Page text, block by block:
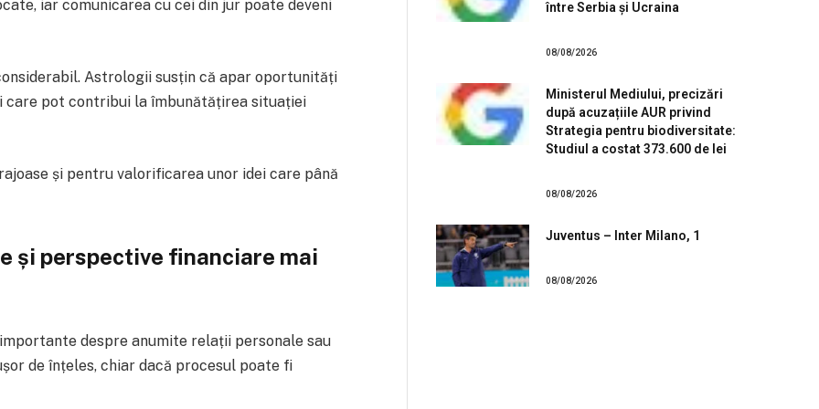
iar comunicarea cu cei din jur poate deveni
Astrologii susțin că apar oportunități
care pot contribui la îmbunătățirea situației
și pentru valorificarea unor idei care până
și perspective financiare mai
despre anumite relații personale sau
de înțeles, chiar dacă procesul poate fi
între Serbia și Ucraina
08/08/2026
Ministerul Mediului, precizări
după acuzațiile AUR privind
Strategia pentru biodiversitate:
Studiul a costat 373.600 de lei
08/08/2026
Juventus – Inter Milano, 1
08/08/2026